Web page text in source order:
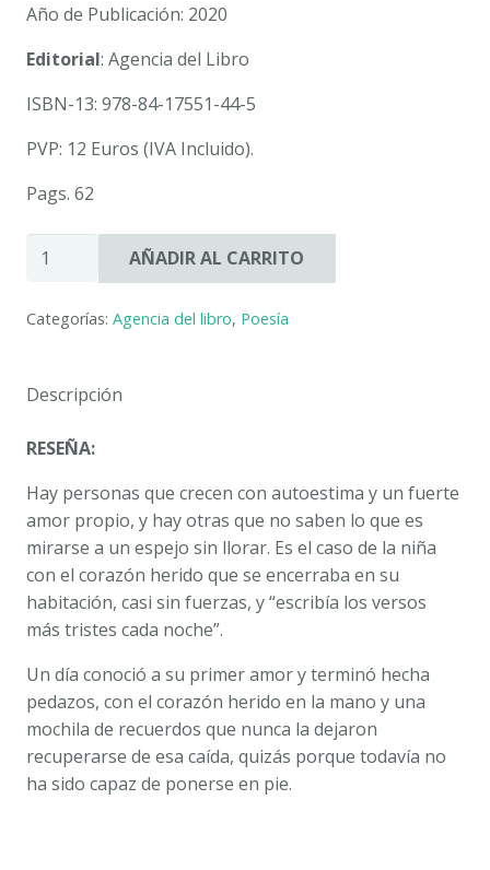
Año de Publicación: 2020
Editorial: Agencia del Libro
ISBN-13: 978-84-17551-44-5
PVP: 12 Euros (IVA Incluido).
Pags. 62
NANAS
CORAZÓN
ANA
DE
TORRE
cantidad
AÑADIR AL CARRITO
Categorías: Agencia del libro, Poesía
Descripción
RESEÑA:
Hay personas que crecen con autoestima y un fuerte
amor propio, y hay otras que no saben lo que es
mirarse a un espejo sin llorar. Es el caso de la niña
con el corazón herido que se encerraba en su
habitación, casi sin fuerzas, y “escribía los versos
más tristes cada noche”.
Un día conoció a su primer amor y terminó hecha
pedazos, con el corazón herido en la mano y una
mochila de recuerdos que nunca la dejaron
recuperarse de esa caída, quizás porque todavía no
ha sido capaz de ponerse en pie.